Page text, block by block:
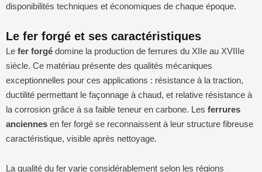
disponibilités techniques et économiques de chaque époque.
Le fer forgé et ses caractéristiques
Le fer forgé domine la production de ferrures du XIIe au XVIIIe
siècle. Ce matériau présente des qualités mécaniques
exceptionnelles pour ces applications : résistance à la traction,
ductilité permettant le façonnage à chaud, et relative résistance à
la corrosion grâce à sa faible teneur en carbone. Les ferrures
anciennes en fer forgé se reconnaissent à leur structure fibreuse
caractéristique, visible après nettoyage.
La qualité du fer varie considérablement selon les régions